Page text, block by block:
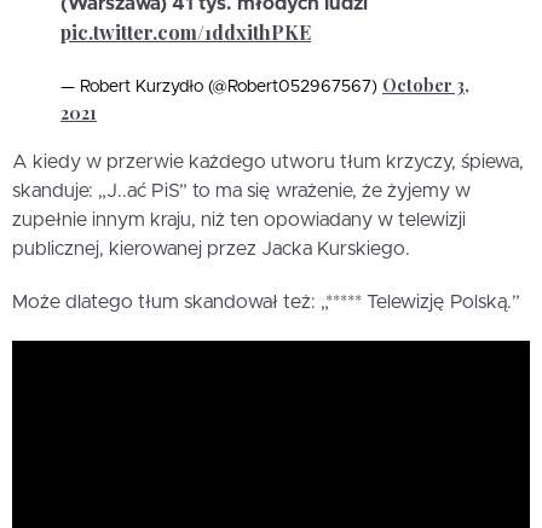
pic.twitter.com/1ddxithPKE
— Robert Kurzydło (@Robert052967567) October 3,
2021
A kiedy w przerwie każdego utworu tłum krzyczy, śpiewa,
skanduje: „J..ać PiS” to ma się wrażenie, że żyjemy w
zupełnie innym kraju, niż ten opowiadany w telewizji
publicznej, kierowanej przez Jacka Kurskiego.
Może dlatego tłum skandował też: „***** Telewizję Polską.”